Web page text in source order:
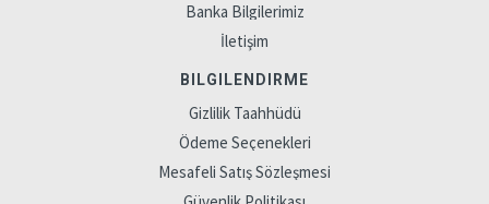
Banka Bilgilerimiz
İletişim
BILGILENDIRME
Gizlilik Taahhüdü
Ödeme Seçenekleri
Mesafeli Satış Sözleşmesi